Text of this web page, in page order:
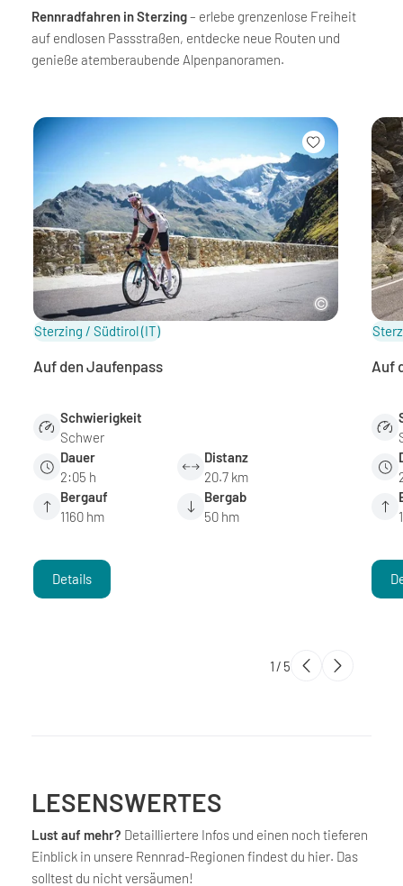
Rennradfahren in Sterzing– erlebe grenzenlose Freiheit
auf endlosen Passstraßen, entdecke neue Routen und
genieße atemberaubende Alpenpanoramen.
Sterzing / Südtirol(IT)
Auf den Jaufenpass
Schwierigkeit
Schwer
Dauer
2:05 h
Distanz
20.7 km
Bergauf
1160 hm
Bergab
50 hm
Details
Auf
1 / 5
LESENSWERTES
Lust auf mehr? Detailliertere Infos und einen noch tieferen
Einblick in unsere Rennrad-Regionen findest du hier. Das
solltest du nicht versäumen!